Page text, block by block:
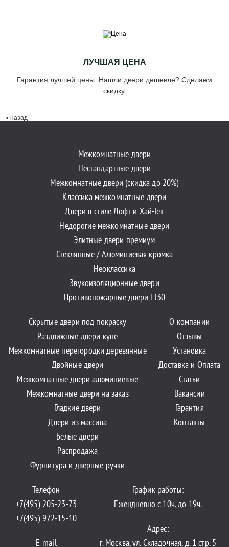
ЛУЧШАЯ ЦЕНА
Гарантия лучшей цены. Нашли двери дешевле? Сделаем
скидку.
« назад
Межкомнатные двери
Нестандартные двери
Межкомнатные двери (скидка до 20%)
Классика межкомнатные двери
Двери в стиле Лофт и Хай-Тек
Недорогие межкомнатные двери
Элитные двери премиум
Стеклянные / Алюминиевая кромка
Неоклассика
Звукоизоляционные двери
Противопожарные двери EI30
Скрытые двери под покраску
Раздвижные двери купе
Межкомнатные перегородки деревянные
Двойные двери
Межкомнатные двери алюминиевые
Межкомнатные двери на заказ
Гладкие двери
Двери из массива
Белые двери
Распродажа
Фурнитура и дверные ручки
О компании
Отзывы
Установка
Доставка и Оплата
Статьи
Вакансии
Гарантия
Контакты
Телефон
+7(495) 205-23-73
+7(495) 972-15-10
E-mail
График работы:
Ежендневно с 10ч. до 19ч.
Адрес:
г. Москва, ул. Складочная, д. 1 стр. 5